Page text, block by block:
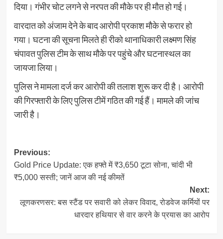
दिया। गंभीर चोट लगने से नरपत की मौके पर ही मौत हो गई।
वारदात को अंजाम देने के बाद आरोपी प्रकाश मौके से फरार हो
गया। घटना की सूचना मिलते ही रीको थानाधिकारी लक्ष्मण सिंह
चंपावत पुलिस टीम के साथ मौके पर पहुंचे और घटनास्थल का
जायजा लिया।
पुलिस ने मामला दर्ज कर आरोपी की तलाश शुरू कर दी है। आरोपी
की गिरफ्तारी के लिए पुलिस टीमें गठित की गई हैं। मामले की जांच
जारी है।
Post
navigation
Previous:
Gold Price Update: एक हफ्ते में ₹3,650 टूटा सोना, चांदी भी
₹5,000 सस्ती; जानें आज की नई कीमतें
Next:
लूणकरणसर: बस स्टैंड पर सवारी को लेकर विवाद, रोडवेज कर्मियों पर
धारदार हथियार से वार करने के प्रयास का आरोप